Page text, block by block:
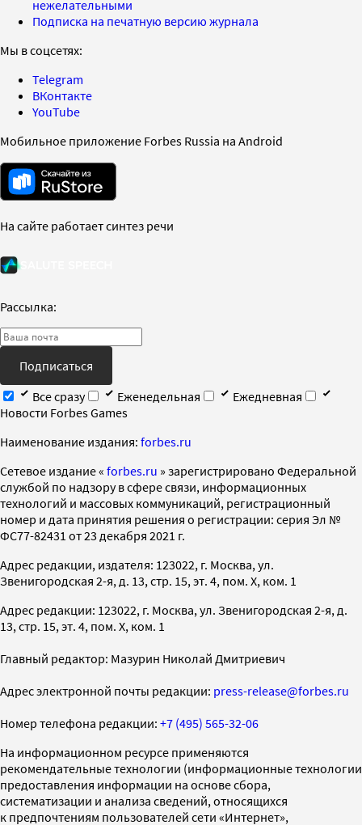
нежелательными
Подписка на печатную версию журнала
Мы в соцсетях:
Telegram
ВКонтакте
YouTube
Мобильное приложение Forbes Russia на Android
На сайте работает синтез речи
Рассылка:
Подписаться
Все сразу
Еженедельная
Ежедневная
Новости Forbes Games
Наименование издания: forbes.ru
Cетевое издание « forbes.ru » зарегистрировано Федеральной
службой по надзору в сфере связи, информационных
технологий и массовых коммуникаций, регистрационный
номер и дата принятия решения о регистрации: серия Эл №
ФС77-82431 от 23 декабря 2021 г.
Адрес редакции, издателя: 123022, г. Москва, ул.
Звенигородская 2-я, д. 13, стр. 15, эт. 4, пом. X, ком. 1
Адрес редакции: 123022, г. Москва, ул. Звенигородская 2-я, д.
13, стр. 15, эт. 4, пом. X, ком. 1
Главный редактор: Мазурин Николай Дмитриевич
Адрес электронной почты редакции: press-release@forbes.ru
Номер телефона редакции: +7 (495) 565-32-06
На информационном ресурсе применяются
рекомендательные технологии (информационные технологии
предоставления информации на основе сбора,
систематизации и анализа сведений, относящихся
к предпочтениям пользователей сети «Интернет»,